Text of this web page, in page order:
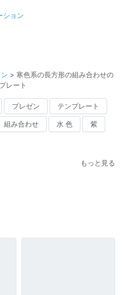
ション
> 寒色系の長方形の組み合わせの
レート
プレゼン テンプレート
組み合わせ 水 色 紫
もっと見る